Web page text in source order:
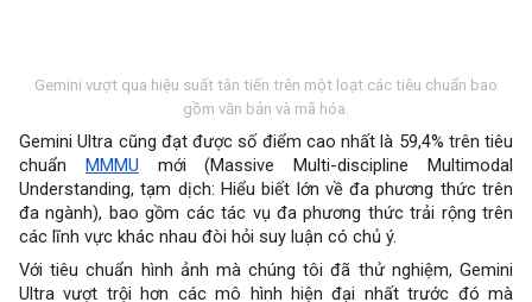
Gemini vượt qua hiệu suất tân tiến trên một loạt các tiêu chuẩn bao
gồm văn bản và mã hóa.
Gemini Ultra cũng đạt được số điểm cao nhất là 59,4% trên tiêu
chuẩn MMMU mới (Massive Multi-discipline Multimodal
Understanding, tạm dịch: Hiểu biết lớn về đa phương thức trên
đa ngành), bao gồm các tác vụ đa phương thức trải rộng trên
các lĩnh vực khác nhau đòi hỏi suy luận có chủ ý.
Với tiêu chuẩn hình ảnh mà chúng tôi đã thử nghiệm, Gemini
Ultra vượt trội hơn các mô hình hiện đại nhất trước đó mà